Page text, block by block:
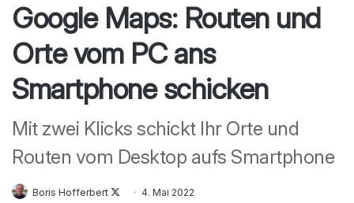
Google Maps: Routen und
Orte vom PC ans
Smartphone schicken
Mit zwei Klicks schickt Ihr Orte und
Routen vom Desktop aufs Smartphone
Boris Hofferbert
Follow4. Mai 2022